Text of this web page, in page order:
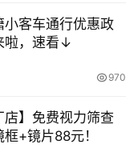
小客车通行优惠政
啦，速看↓
970
店】免费视力筛查
+镜片88元！